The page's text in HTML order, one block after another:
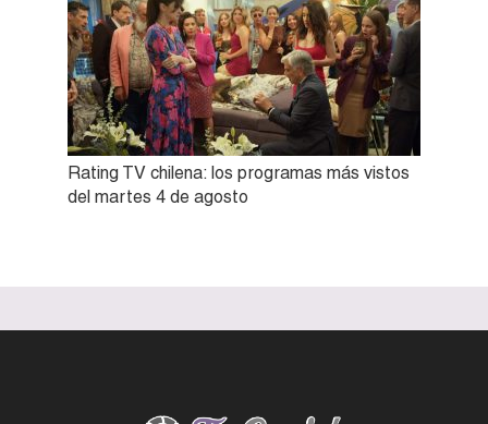
Rating TV chilena: los programas más vistos
del martes 4 de agosto